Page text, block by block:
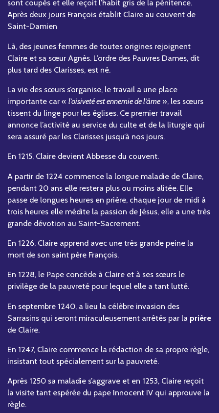
sont coupés et elle reçoit l’habit gris de la pénitence.
Après deux jours François établit Claire au couvent de
Saint-Damien
Là, des jeunes femmes de toutes origines rejoignent
Claire et sa sœur Agnès. L’ordre des Pauvres Dames, dit
plus tard des Clarisses, est né.
La vie des sœurs s’organise, le travail a une place
importante car « l’oisiveté est ennemie de l’âme », les sœurs
tissent du linge pour les églises. Ce premier travail
annonce l’activité au service du culte et de la liturgie qui
sera assuré par les Clarisses jusqu’à nos jours.
En 1215, Claire devient Abbesse du couvent.
A partir de 1224 commence la longue maladie de Claire,
pendant 20 ans elle restera plus ou moins alitée. Elle
passe de longues heures en prière, chaque jour de midi à
trois heures elle médite la passion de Jésus, elle a une très
grande dévotion au Saint-Sacrement.
En 1226, Claire apprend avec une très grande peine la
mort de son saint père François.
En 1228, le Pape concède à Claire et à ses sœurs le
privilège de la pauvreté pour lequel elle a tant lutté.
En septembre 1240, a lieu la célèbre invasion des
Sarrasins qui seront miraculeusement arrêtés par la prière
de Claire.
En 1247, Claire commence la rédaction de sa propre règle,
insistant tout spécialement sur la pauvreté.
Après 1250 sa maladie s’aggrave et en 1253, Claire reçoit
la visite tant espérée du pape Innocent IV qui approuve la
règle.